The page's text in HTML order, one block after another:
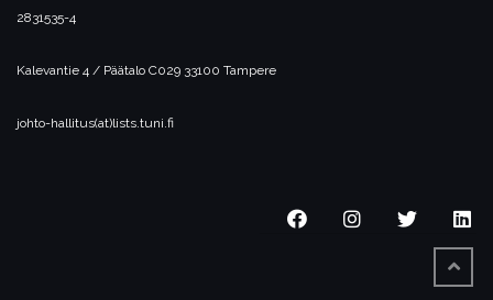
2831535-4
Kalevantie 4 / Päätalo C029 33100 Tampere
johto-hallitus(at)lists.tuni.fi